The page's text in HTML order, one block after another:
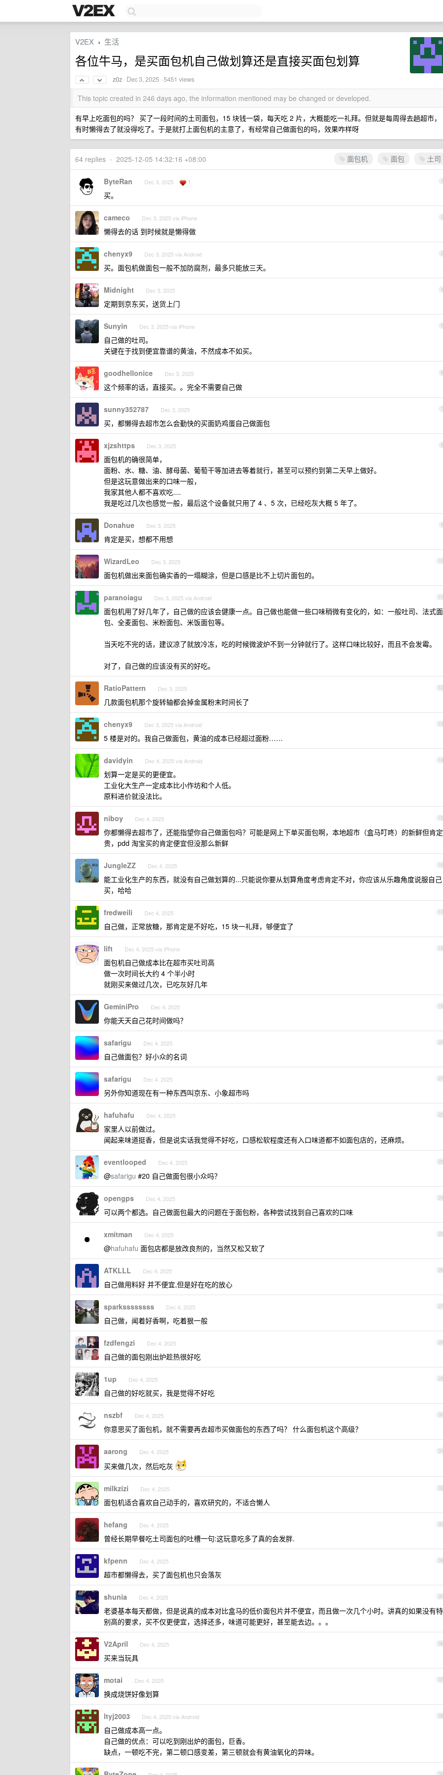
V2EX › 生活
各位牛马，是买面包机自己做划算还是直接买面包划算
z0z · Dec 3, 2025 · 5451 views
This topic created in 246 days ago, the information mentioned may be changed or developed.
有早上吃面包的吗？ 买了一段时间的土司面包，15 块钱一袋，每天吃 2 片，大概能吃一礼拜。但就是每周得去趟超市，
有时懒得去了就没得吃了。于是就打上面包机的主意了，有经常自己做面包的吗，效果咋样呀
面包机 面包 土司
64 replies • 2025-12-05 14:32:16 +08:00
1
ByteRan Dec 3, 2025 1
买。
2
cameco Dec 3, 2025 via iPhone
懒得去的话 到时候就是懒得做
3
chenyx9 Dec 3, 2025 via Android
买。面包机做面包一般不加防腐剂，最多只能放三天。
4
Midnight Dec 3, 2025
定期到京东买，送货上门
5
Sunyin Dec 3, 2025 via iPhone
自己做的吐司。
关键在于找到便宜靠谱的黄油，不然成本不如买。
6
goodhellonice Dec 3, 2025
这个频率的话，直接买。。完全不需要自己做
7
sunny352787 Dec 3, 2025
买，都懒得去超市怎么会勤快的买面奶鸡蛋自己做面包
8
xjzshttps Dec 3, 2025
面包机的确很简单，
面粉、水、糖、油、酵母菌、葡萄干等加进去等着就行，甚至可以预约到第二天早上做好。
但是这玩意做出来的口味一般，
我家其他人都不喜欢吃....
我是吃过几次也感觉一般，最后这个设备就只用了 4 、5 次，已经吃灰大概 5 年了。
9
Donahue Dec 3, 2025
肯定是买，想都不用想
10
WizardLeo Dec 3, 2025
面包机做出来面包确实香的一塌糊涂，但是口感是比不上切片面包的。
11
paranoiagu Dec 3, 2025 via Android
面包机用了好几年了，自己做的应该会健康一点。自己做也能做一些口味稍微有变化的，如：一般吐司、法式面
包、全麦面包、米粉面包、米饭面包等。
当天吃不完的话，建议凉了就放冷冻，吃的时候微波炉不到一分钟就行了。这样口味比较好，而且不会发霉。
对了，自己做的应该没有买的好吃。
12
RatioPattern Dec 3, 2025
几款面包机那个旋转轴都会掉金属粉末时间长了
13
chenyx9 Dec 3, 2025 via Android
5 楼是对的。我自己做面包，黄油的成本已经超过面粉……
14
davidyin Dec 4, 2025 via Android
划算一定是买的更便宜。
工业化大生产一定成本比小作坊和个人低。
原料进价就没法比。
15
niboy Dec 4, 2025
你都懒得去超市了，还能指望你自己做面包吗？可能是网上下单买面包啊，本地超市（盒马叮咚）的新鲜但肯定
贵，pdd 淘宝买的肯定便宜但没那么新鲜
16
JungleZZ Dec 4, 2025
能工业化生产的东西，就没有自己做划算的...只能说你要从划算角度考虑肯定不对，你应该从乐趣角度说服自己
买，哈哈
17
fredweili Dec 4, 2025
自己做，正常放糖，那肯定是不好吃，15 块一礼拜，够便宜了
18
lift Dec 4, 2025 via iPhone
面包机自己做成本比在超市买吐司高
做一次时间长大约 4 个半小时
就刚买来做过几次，已吃灰好几年
19
GeminiPro Dec 4, 2025
你能天天自己花时间做吗？
20
safarigu Dec 4, 2025
自己做面包？好小众的名词
21
safarigu Dec 4, 2025
另外你知道现在有一种东西叫京东、小象超市吗
22
hafuhafu Dec 4, 2025
家里人以前做过。
闻起来味道挺香，但是说实话我觉得不好吃，口感松软程度还有入口味道都不如面包店的，还麻烦。
23
eventlooped Dec 4, 2025
@safarigu #20 自己做面包很小众吗？
24
opengps Dec 4, 2025
可以两个都选。自己做面包最大的问题在于面包粉，各种尝试找到自己喜欢的口味
25
xmitman Dec 4, 2025
@hafuhafu 面包店都是放改良剂的，当然又松又软了
26
ATKLLL Dec 4, 2025
自己做用料好 并不便宜,但是好在吃的放心
27
sparkssssssss Dec 4, 2025
自己做，闻着好香啊，吃着狠一般
28
fzdfengzi Dec 4, 2025
自己做的面包刚出炉趁热很好吃
29
1up Dec 4, 2025
自己做的好吃就买，我是觉得不好吃
30
nszbf Dec 4, 2025
你意思买了面包机，就不需要再去超市买做面包的东西了吗？ 什么面包机这个高级？
31
aarong Dec 4, 2025
买来做几次，然后吃灰
32
milkzizi Dec 4, 2025
面包机适合喜欢自己动手的，喜欢研究的，不适合懒人
33
hefang Dec 4, 2025
曾经长期早餐吃土司面包的吐槽一句:这玩意吃多了真的会发胖.
34
kfpenn Dec 4, 2025
超市都懒得去，买了面包机也只会落灰
35
shunia Dec 4, 2025
老婆基本每天都做，但是说真的成本对比盒马的低价面包片并不便宜，而且做一次几个小时。讲真的如果没有特
别高的要求，买不仅更便宜，选择还多，味道可能更好，甚至能去边。。。
36
V2April Dec 4, 2025
买来当玩具
37
motai Dec 4, 2025
换成烧饼好像划算
38
ltyj2003 Dec 4, 2025 via Android
自己做成本高一点。
自己做的优点：可以吃到刚出炉的面包，巨香。
缺点，一顿吃不完，第二顿口感变差，第三顿就会有黄油氧化的异味。